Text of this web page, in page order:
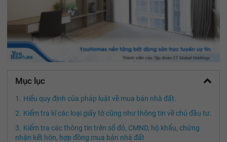
Mục lục
Hiểu quy định của pháp luật về mua bán nhà đất.
Kiểm tra kĩ các loại giấy tờ cũng như thông tin về chủ đầu tư.
Kiểm tra các thông tin trên sổ đỏ, CMND, hộ khẩu, chứng
nhận kết hôn, hợp đồng mua bán nhà đất